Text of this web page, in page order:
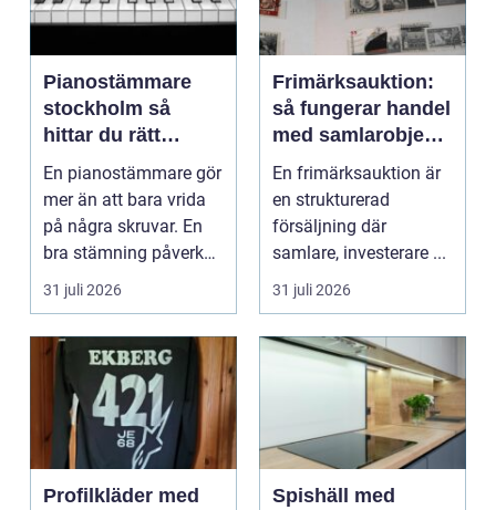
Pianostämmare
stockholm så
hittar du rätt
expert för ditt
piano
En pianostämmare gör
mer än att bara vrida
på några skruvar. En
bra stämning påverkar
hur pianot låt...
31 juli 2026
Frimärksauktion:
så fungerar handel
med samlarobjekt i
praktiken
En frimärksauktion är
en strukturerad
försäljning där
samlare, investerare ...
31 juli 2026
Profilkläder med
Spishäll med